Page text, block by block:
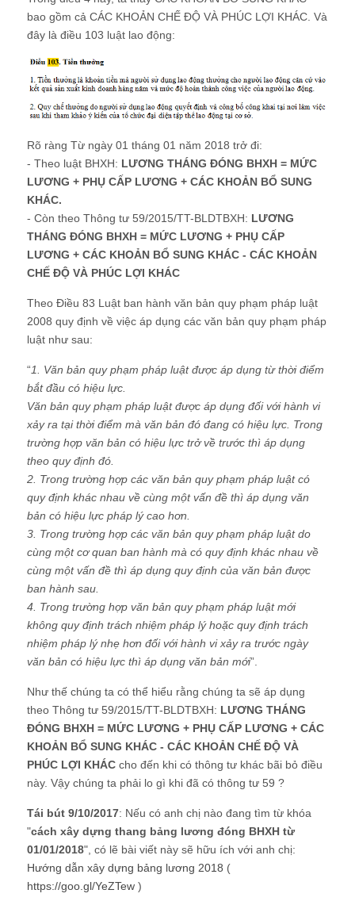
bao gồm cả CÁC KHOẢN CHẾ ĐỘ VÀ PHÚC LỢI KHÁC. Và
đây là điều 103 luật lao động:
Rõ ràng Từ ngày 01 tháng 01 năm 2018 trở đi:
- Theo luật BHXH: LƯƠNG THÁNG ĐÓNG BHXH = MỨC
LƯƠNG + PHỤ CẤP LƯƠNG + CÁC KHOẢN BỔ SUNG
KHÁC.
- Còn theo Thông tư 59/2015/TT-BLDTBXH: LƯƠNG
THÁNG ĐÓNG BHXH = MỨC LƯƠNG + PHỤ CẤP
LƯƠNG + CÁC KHOẢN BỔ SUNG KHÁC - CÁC KHOẢN
CHẾ ĐỘ VÀ PHÚC LỢI KHÁC
Theo Điều 83 Luật ban hành văn bản quy phạm pháp luật
2008 quy định về việc áp dụng các văn bản quy phạm pháp
luật như sau:
“1. Văn bản quy phạm pháp luật được áp dụng từ thời điểm
bắt đầu có hiệu lực.
Văn bản quy phạm pháp luật được áp dụng đối với hành vi
xảy ra tại thời điểm mà văn bản đó đang có hiệu lực. Trong
trường hợp văn bản có hiệu lực trở về trước thì áp dụng
theo quy định đó.
2. Trong trường hợp các văn bản quy phạm pháp luật có
quy định khác nhau về cùng một vấn đề thì áp dụng văn
bản có hiệu lực pháp lý cao hơn.
3. Trong trường hợp các văn bản quy phạm pháp luật do
cùng một cơ quan ban hành mà có quy định khác nhau về
cùng một vấn đề thì áp dụng quy định của văn bản được
ban hành sau.
4. Trong trường hợp văn bản quy phạm pháp luật mới
không quy định trách nhiệm pháp lý hoặc quy định trách
nhiệm pháp lý nhẹ hơn đối với hành vi xảy ra trước ngày
văn bản có hiệu lực thì áp dụng văn bản mới”.
Như thế chúng ta có thể hiểu rằng chúng ta sẽ áp dụng
theo Thông tư 59/2015/TT-BLDTBXH: LƯƠNG THÁNG
ĐÓNG BHXH = MỨC LƯƠNG + PHỤ CẤP LƯƠNG + CÁC
KHOẢN BỔ SUNG KHÁC - CÁC KHOẢN CHẾ ĐỘ VÀ
PHÚC LỢI KHÁC cho đến khi có thông tư khác bãi bỏ điều
này. Vậy chúng ta phải lo gì khi đã có thông tư 59 ?
Tái bút 9/10/2017: Nếu có anh chị nào đang tìm từ khóa
"cách xây dựng thang bảng lương đóng BHXH từ
01/01/2018", có lẽ bài viết này sẽ hữu ích với anh chị:
Hướng dẫn xây dựng bảng lương 2018 (
https://goo.gl/YeZTew )